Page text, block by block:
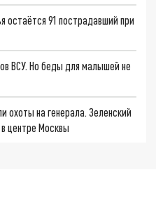
остаётся 91 пострадавший при
ВСУ. Но беды для малышей не
на генерала. Зеленский
центре Москвы